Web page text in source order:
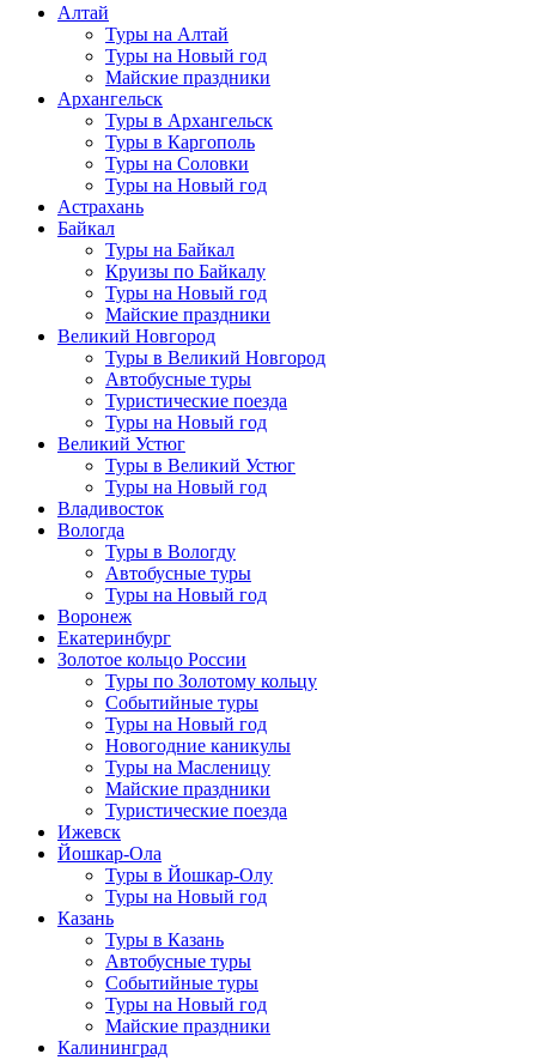
Алтай
Туры на Алтай
Туры на Новый год
Майские праздники
Архангельск
Туры в Архангельск
Туры в Каргополь
Туры на Соловки
Туры на Новый год
Астрахань
Байкал
Туры на Байкал
Круизы по Байкалу
Туры на Новый год
Майские праздники
Великий Новгород
Туры в Великий Новгород
Автобусные туры
Туристические поезда
Туры на Новый год
Великий Устюг
Туры в Великий Устюг
Туры на Новый год
Владивосток
Вологда
Туры в Вологду
Автобусные туры
Туры на Новый год
Воронеж
Екатеринбург
Золотое кольцо России
Туры по Золотому кольцу
Событийные туры
Туры на Новый год
Новогодние каникулы
Туры на Масленицу
Майские праздники
Туристические поезда
Ижевск
Йошкар-Ола
Туры в Йошкар-Олу
Туры на Новый год
Казань
Туры в Казань
Автобусные туры
Событийные туры
Туры на Новый год
Майские праздники
Калининград